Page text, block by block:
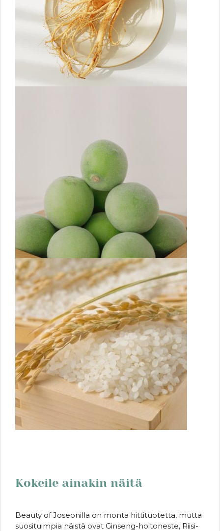
Kokeile ainakin näitä
Beauty of Joseonilla on monta hittituotetta, mutta
suosituimpia näistä ovat Ginseng-hoitoneste, Riisi-